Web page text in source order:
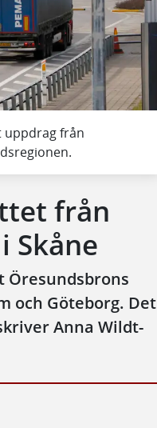
uppdrag från
från
Skåne
Öresundsbrons
och Göteborg. Det
Anna Wildt-